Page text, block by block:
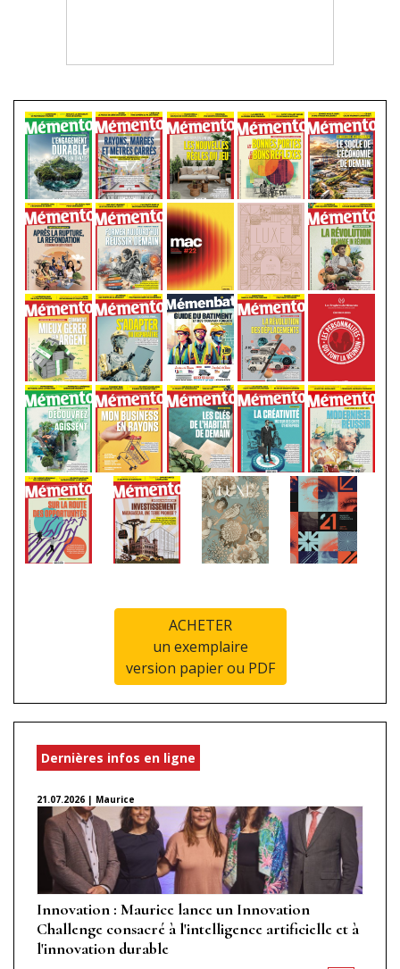
ACHETER
un exemplaire
version papier ou PDF
Dernières infos en ligne
21.07.2026 | Maurice
Innovation : Maurice lance un Innovation
Challenge consacré à l'intelligence artificielle et à
l'innovation durable